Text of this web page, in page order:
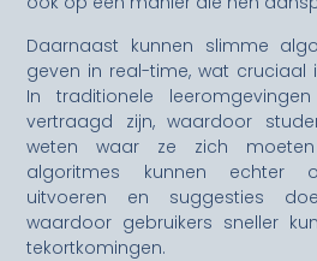
Daarnaast kunnen slimme
geven in real-time, wat cruciaal
In traditionele
vertraagd zijn, waardoor
weten waar ze zich moeten
algoritmes kunnen echter
uitvoeren en suggesties
waardoor gebruikers sneller
tekortkomingen.